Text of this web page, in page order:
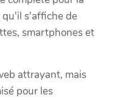
s'affiche de
smartphones et
attrayant, mais
pour les